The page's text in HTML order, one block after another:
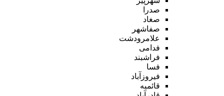
صدرا
صغاد
صفاشهر
علامرودشت
فدامی
فراشبند
فسا
فیروزآباد
قائمیه